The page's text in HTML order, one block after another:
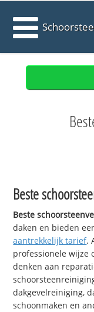
Beste
Beste
daken en bieden
aantrekkelijk tarief.
professionele wijze
denken aan
dakgevelreiniging,
schoonmaken en